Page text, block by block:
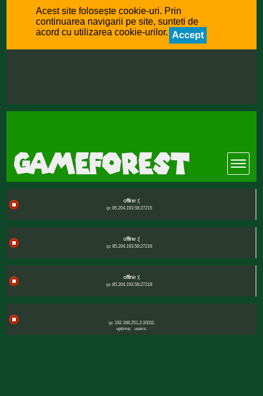
Acest site folosește cookie-uri. Prin
continuarea navigarii pe site, sunteti de
acord cu utilizarea cookie-urilor. Accept
offline :(
ip: 85.204.193.58:27215
offline :(
ip: 85.204.193.58:27216
offline :(
ip: 85.204.193.58:27218
ip: 192.168.251.2:10011:
uptime:
users: